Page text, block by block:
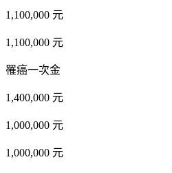
1,100,000 元
1,100,000 元
罹癌一次金
1,400,000 元
1,000,000 元
1,000,000 元